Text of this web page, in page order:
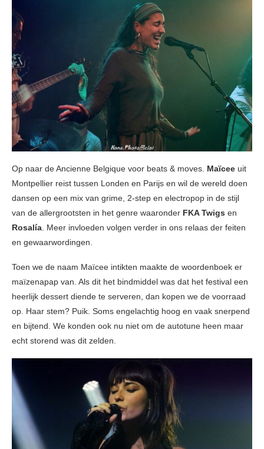
Op naar de Ancienne Belgique voor beats & moves. Maïcee uit
Montpellier reist tussen Londen en Parijs en wil de wereld doen
dansen op een mix van grime, 2-step en electropop in de stijl
van de allergrootsten in het genre waaronder FKA Twigs en
Rosalía . Meer invloeden volgen verder in ons relaas der feiten
en gewaarwordingen.
Toen we de naam Maïcee intikten maakte de woordenboek er
maïzenapap van. Als dit het bindmiddel was dat het festival een
heerlijk dessert diende te serveren, dan kopen we de voorraad
op. Haar stem? Puik. Soms engelachtig hoog en vaak snerpend
en bijtend. We konden ook nu niet om de autotune heen maar
echt storend was dit zelden.